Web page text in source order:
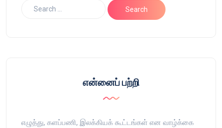
என்னைப் பற்றி
எழுத்து, களப்பணி, இலக்கியக் கூட்டங்கள் என வாழ்க்கை